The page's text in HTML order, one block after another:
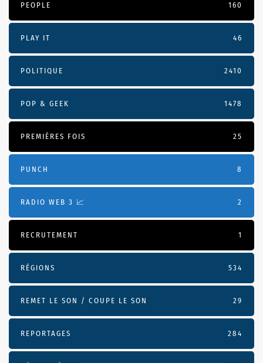
PEOPLE 160
PLAY IT 46
POLITIQUE 2410
POP & GEEK 1478
PREMIÈRES FOIS 25
PUNCH 8
RADIO WEB 3 📈 2
RECRUTEMENT 1
RÉGIONS 534
REMET LE SON / COUPE LE SON 29
REPORTAGES 284